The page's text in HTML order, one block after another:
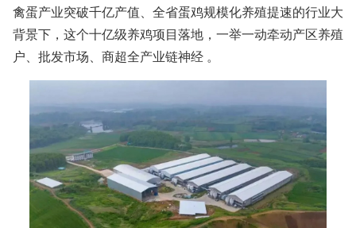
禽蛋产业突破千亿产值、全省蛋鸡规模化养殖提速的行业大
背景下，这个十亿级养鸡项目落地，一举一动牵动产区养殖
户、批发市场、商超全产业链神经 。